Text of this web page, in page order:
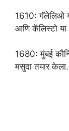
1610: गॅलेलिओ
आणि कॅलिस्टो या
1680: मुंबई
मसुदा तयार केला.